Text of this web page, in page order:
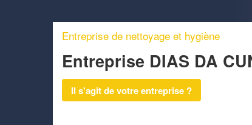
Entreprise de nettoyage et hygiène
Entreprise DIAS DA
Il s'agit de votre entreprise ?